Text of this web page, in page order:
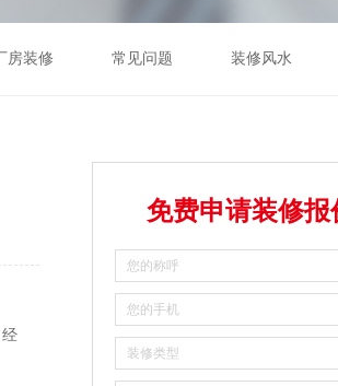
房装修 常见问题 装修风水
免费申请装修报